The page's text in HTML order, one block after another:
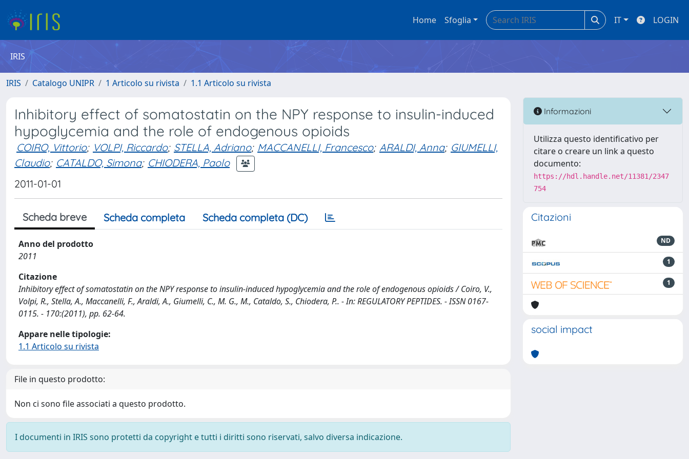
Home Sfoglia IT LOGIN
IRIS
IRIS Catalogo UNIPR 1 Articolo su rivista 1.1 Articolo su rivista
Inhibitory effect of somatostatin on the NPY response to insulin-induced
hypoglycemia and the role of endogenous opioids
COIRO, Vittorio; VOLPI, Riccardo; STELLA, Adriano; MACCANELLI, Francesco; ARALDI, Anna; GIUMELLI,
Claudio; CATALDO, Simona; CHIODERA, Paolo
2011-01-01
Scheda breve Scheda completa Scheda completa (DC)
Anno del prodotto
2011
Citazione
Inhibitory effect of somatostatin on the NPY response to insulin-induced hypoglycemia and the role of endogenous opioids / Coiro, V.,
Volpi, R., Stella, A., Maccanelli, F., Araldi, A., Giumelli, C., M. G., M., Cataldo, S., Chiodera, P.. - In: REGULATORY PEPTIDES. - ISSN 0167-
0115. - 170:(2011), pp. 62-64.
Appare nelle tipologie:
1.1 Articolo su rivista
File in questo prodotto:
Non ci sono file associati a questo prodotto.
I documenti in IRIS sono protetti da copyright e tutti i diritti sono riservati, salvo diversa indicazione.
Informazioni
Utilizza questo identificativo per
citare o creare un link a questo
documento:
https://hdl.handle.net/11381/2347
754
Citazioni
ND
1
1
social impact